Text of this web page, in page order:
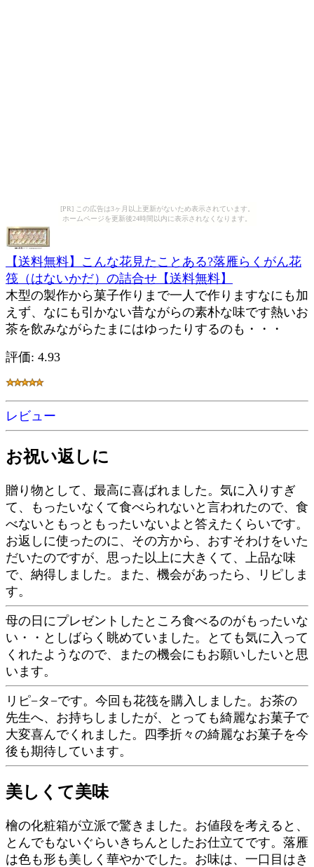
[PR] この広告は3ヶ月以上更新がないため表示されています。
ホームページを更新後24時間以内に表示されなくなります。
【送料無料】こんな花見たことある?落雁らくがん花
筏（はないかだ）の詰合せ【送料無料】
木型の製作から菓子作りまで一人で作りますなにも加
えず、なにも引かない昔ながらの素朴な味です熱いお
茶を飲みながらたまにはゆったりするのも・・・
評価: 4.93
レビュー
お祝い返しに
贈り物として、最高に喜ばれました。気に入りすぎ
て、もったいなくて食べられないと言われたので、食
べないともっともったいないよと答えたくらいです。
お返しに使ったのに、その方から、おすそわけをいた
だいたのですが、思った以上に大きくて、上品な味
で、納得しました。また、機会があったら、リピしま
す。
母の日にプレゼントしたところ食べるのがもったいな
い・・としばらく眺めていました。とても気に入って
くれたようなので、またの機会にもお願いしたいと思
います。
リピ−タ−です。今回も花筏を購入しました。お茶の
先生へ、お持ちしましたが、とっても綺麗なお菓子で
大変喜んでくれました。四季折々の綺麗なお菓子を今
後も期待しています。
美しくて美味
檜の化粧箱が立派で驚きました。お値段を考えると、
とんでもないぐらいきちんとしたお仕立てです。落雁
は色も形も美しく華やかでした。お味は、一口目はき